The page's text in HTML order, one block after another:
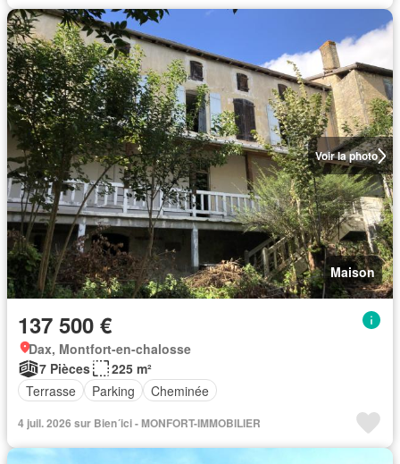
Voir la photo
Maison
137 500 €
Dax, Montfort-en-chalosse
7 Pièces
225 m²
Terrasse
Parking Cheminée
4 juil. 2026 sur Bien´ici - MONFORT-IMMOBILIER